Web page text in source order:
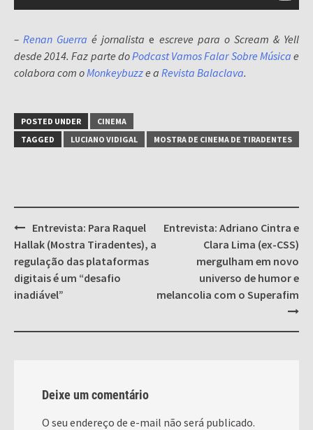
–Renan Guerra é jornalista e escreve para o Scream & Yell
desde 2014. Faz parte doPodcast Vamos Falar Sobre Música e
colabora com oMonkeybuzze a Revista Balaclava.
POSTED UNDER
CINEMA
TAGGED
LUCIANO VIDIGAL MOSTRA DE CINEMA DE TIRADENTES
Post
navigation
Entrevista: Para Raquel
Hallak (Mostra Tiradentes), a
regulação das plataformas
digitais é um “desafio
inadiável”
Entrevista: Adriano Cintra e
Clara Lima (ex-CSS)
mergulham em novo
universo de humor e
melancolia com o Superafim
Deixe um comentário
O seu endereço de e-mail não será publicado.